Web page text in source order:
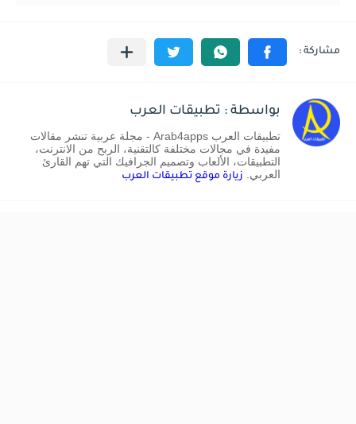
بواسطة : تطبيقات العرب
تطبيقات العرب Arab4apps - مجلة عربية تنشر مقالات
مفيدة في مجالات مختلفة كالتقنية، الربح من الانترنت،
التطبيقات، الألعاب وتصميم الجرافيك التي تهم القارئ
العربي.
زيارة موقع تطبيقات العرب